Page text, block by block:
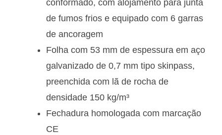
conformado, com alojamento para junta
de fumos frios e equipado com 6 garras
de ancoragem
Folha com 53 mm de espessura em aço
galvanizado de 0,7 mm tipo skinpass,
preenchida com lã de rocha de
densidade 150 kg/m³
Fechadura homologada com marcação
CE